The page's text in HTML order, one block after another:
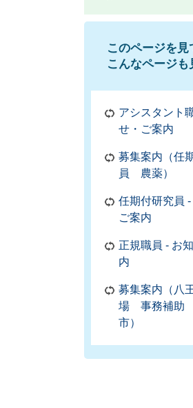
このページを見
こんなページも
アシスタント
せ・ご案内
募集案内（任
員 農薬）
任期付研究員 -
ご案内
正規職員 - お
内
募集案内（八
場 事務補助
市）